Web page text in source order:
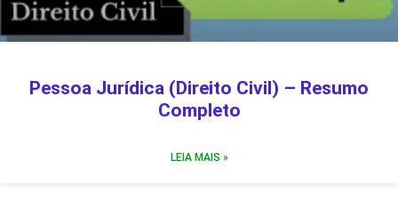
Pessoa Jurídica (Direito Civil) – Resumo
Completo
LEIA MAIS »